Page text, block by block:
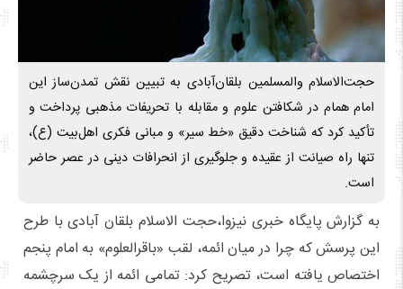
حجت‌الاسلام والمسلمین بلقان‌آبادی به تبیین نقش تمدن‌ساز این
امام همام در شکافتن علوم و مقابله با تحریفات مذهبی پرداخت و
تأکید کرد که شناخت دقیق «خط سیر» و مبانی فکری اهل‌بیت (ع)،
تنها راه صیانت از عقیده و جلوگیری از انحرافات دینی در عصر حاضر
است.
به گزارش پایگاه خبری نیزوا،حجت الاسلام بلقان آبادی با طرح
این پرسش که چرا در میان ائمه، لقب «باقرالعلوم» به امام پنجم
اختصاص یافته است، تصریح کرد: تمامی ائمه از یک سرچشمه